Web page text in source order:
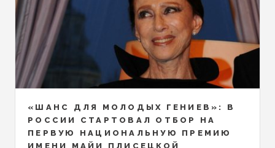
«ШАНС ДЛЯ МОЛОДЫХ ГЕНИЕВ»: В
РОССИИ СТАРТОВАЛ ОТБОР НА
ПЕРВУЮ НАЦИОНАЛЬНУЮ ПРЕМИЮ
ИМЕНИ МАЙИ ПЛИСЕЦКОЙ